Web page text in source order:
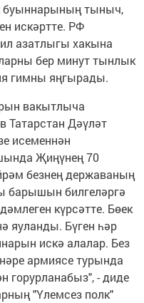
буыннарының тыныч,
искәртте. РФ
азатлыгы хакына
бер минут тынлык
гимны яңгырады.
вакытлыча
Татарстан Дәүләт
исеменнән
Җиңүнең 70
безнең державаның
барышын билгеләргә
күрсәтте. Бөек
яуланды. Бүген һәр
искә алалар. Без
армиясе турында
горурланабыз", - диде
"Үлемсез полк"